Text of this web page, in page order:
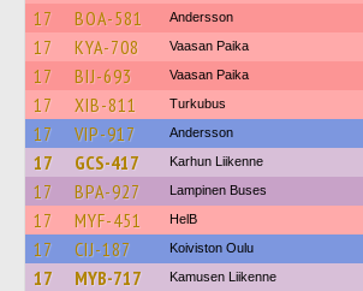
17 BOA-581 Andersson
17 KYA-708 Vaasan Paika
17 BIJ-693 Vaasan Paika
17 XIB-811 Turkubus
17 VIP-917 Andersson
17 GCS-417 Karhun Liikenne
17 BPA-927 Lampinen Buses
17 MYF-451 HelB
17 CIJ-187 Koiviston Oulu
17 MYB-717 Kamusen Liikenne